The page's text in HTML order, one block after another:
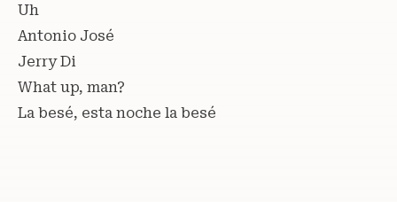
Uh
Antonio José
Jerry Di
What up, man?
La besé, esta noche la besé